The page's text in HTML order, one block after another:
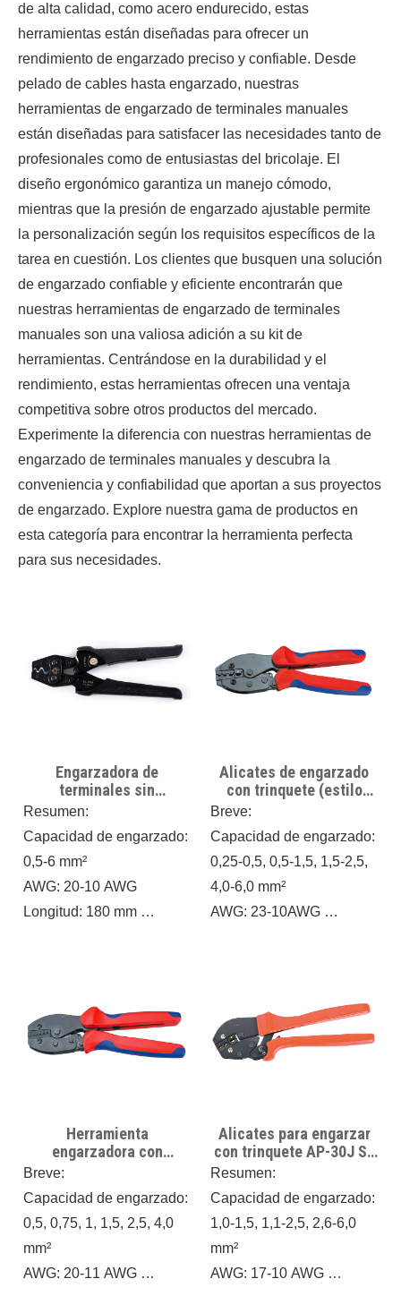
de alta calidad, como acero endurecido, estas
herramientas están diseñadas para ofrecer un
rendimiento de engarzado preciso y confiable. Desde
pelado de cables hasta engarzado, nuestras
herramientas de engarzado de terminales manuales
están diseñadas para satisfacer las necesidades tanto de
profesionales como de entusiastas del bricolaje. El
diseño ergonómico garantiza un manejo cómodo,
mientras que la presión de engarzado ajustable permite
la personalización según los requisitos específicos de la
tarea en cuestión. Los clientes que busquen una solución
de engarzado confiable y eficiente encontrarán que
nuestras herramientas de engarzado de terminales
manuales son una valiosa adición a su kit de
herramientas. Centrándose en la durabilidad y el
rendimiento, estas herramientas ofrecen una ventaja
competitiva sobre otros productos del mercado.
Experimente la diferencia con nuestras herramientas de
engarzado de terminales manuales y descubra la
conveniencia y confiabilidad que aportan a sus proyectos
de engarzado. Explore nuestra gama de productos en
esta categoría para encontrar la herramienta perfecta
para sus necesidades.
Engarzadora de
terminales sin
aislamiento KL-2MA,
de alambre de trinquete
20-10AWG
Resumen:
Capacidad de engarzado:
0,5-6 mm²
AWG: 20-10 AWG
Longitud: 180 mm
para proporcionar
engarces consistentes en
tareas exigentes.
Alicates de engarzado
con trinquete (estilo
europeo) FSE-40J rango
mm²
Breve:
Capacidad de engarzado:
0,25-0,5, 0,5-1,5, 1,5-2,5,
4,0-6,0 mm²
AWG: 23-10AWG
diseñada con estricto
cumplimiento de los
principios mecánicos,
eficiente. El par se calcula
con precisión y cada
Herramienta
engarzadora con
trinquete para
aislamiento (ESTILO
EUROPEO) FSE-04WFL
Breve:
Capacidad de engarzado:
0,5, 0,75, 1, 1,5, 2,5, 4,0
mm²
AWG: 20-11 AWG
Alicates para engarzar
con trinquete AP-30J Se
utilizan para
alambre con trinquete
para terminales no
aislados de 17-10 AWG
(similar a 1,0-6 mm²)
Resumen:
Capacidad de engarzado:
1,0-1,5, 1,1-2,5, 2,6-6,0
mm²
AWG: 17-10 AWG